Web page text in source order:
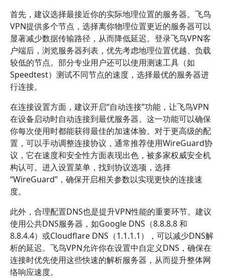
首先，建议选择最接近你的实际地理位置的服务器。飞鸟
VPN提供多个节点，选择离你物理位置更近的服务器可以
显著减少数据传输路径，从而降低延迟。登录飞鸟VPN客
户端后，浏览服务器列表，优先考虑地理位置优越、负载
较低的节点。部分专业用户还可以使用测速工具（如
Speedtest）测试不同节点的速度，选择最优的服务器进
行连接。
在连接设置方面，建议开启“自动连接”功能，让飞鸟VPN
在设备启动时自动连接到最优服务器。这一功能可以确保
你每次使用时都能获得最佳的加速体验。对于更高级的配
置，可以手动调整连接协议，通常推荐使用WireGuard协
议，它在速度和安全性方面表现出色，被多家权威安全机
构认可。进入设置菜单，找到协议选项，选择
“WireGuard”，确保开启相关参数以实现更快的连接速
度。
此外，合理配置DNS也是提升VPN性能的重要环节。建议
使用公共DNS服务器，如Google DNS（8.8.8.8 和
8.8.4.4）或Cloudflare DNS（1.1.1.1），可以减少DNS解
析的延迟。飞鸟VPN允许你在设置中自定义DNS，确保在
连接时优先使用这些快速的解析服务器，从而提升整体网
络响应速度。